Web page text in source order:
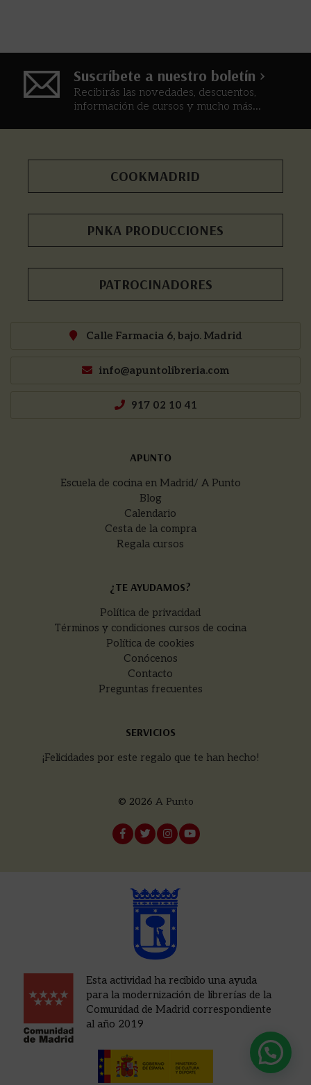
Suscríbete a nuestro boletín >
Recibirás las novedades, descuentos,
información de cursos y mucho más...
COOKMADRID
PNKA PRODUCCIONES
PATROCINADORES
Calle Farmacia 6, bajo. Madrid
info@apuntolibreria.com
917 02 10 41
APUNTO
Escuela de cocina en Madrid/ A Punto
Blog
Calendario
Cesta de la compra
Regala cursos
¿TE AYUDAMOS?
Política de privacidad
Términos y condiciones cursos de cocina
Política de cookies
Conócenos
Contacto
Preguntas frecuentes
SERVICIOS
¡Felicidades por este regalo que te han hecho!
© 2026 A Punto
Esta actividad ha recibido una ayuda
para la modernización de librerías de la
Comunidad de Madrid correspondiente
al año 2019